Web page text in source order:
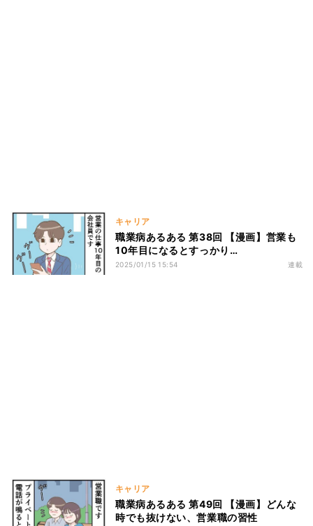
キャリア
職業病あるある 第38回 【漫画】営業も
10年目になるとすっかり…
2025/01/15 15:54 連載
キャリア
職業病あるある 第49回 【漫画】どんな
時でも抜けない、営業職の習性